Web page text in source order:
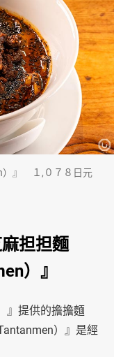
）』 １,０７８日元
担担麵
）』
』提供的擔擔麵
）』是經